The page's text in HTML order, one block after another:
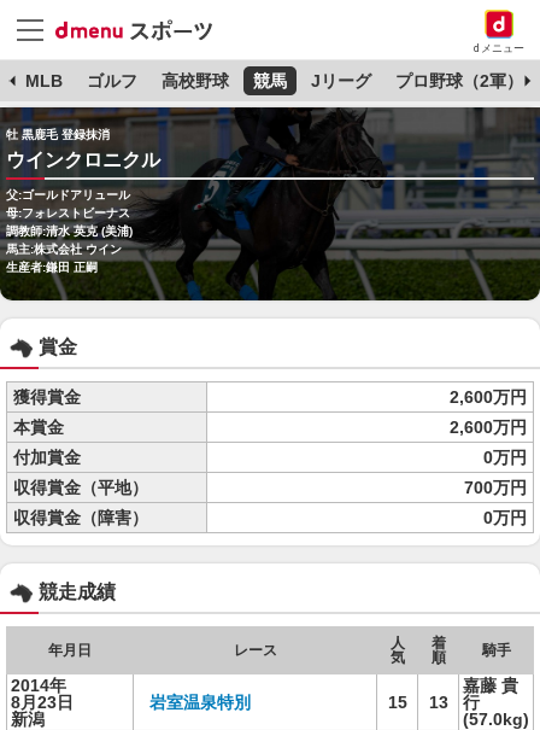
dメニュー
MLB ゴルフ 高校野球 競馬 Jリーグ プロ野球（2軍）
牡 黒鹿毛 登録抹消
ウインクロニクル
父:ゴールドアリュール
母:フォレストビーナス
調教師:清水 英克 (美浦)
馬主:株式会社 ウイン
生産者:鎌田 正嗣
賞金
獲得賞金
2,600万円
本賞金
2,600万円
付加賞金
0万円
収得賞金（平地）
700万円
収得賞金（障害）
0万円
競走成績
年月日 レース
人
気
着
順
騎手
2014年
8月23日
新潟
岩室温泉特別 15 13
嘉藤 貴
行
(57.0kg)